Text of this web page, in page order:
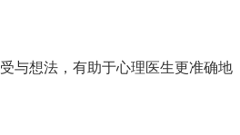
与想法，有助于心理医生更准确地